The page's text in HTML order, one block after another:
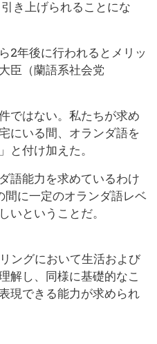
き上げられることにな
2年後に行われるとメリッ
臣（蘭語系社会党
ではない。私たちが求め
にいる間、オランダ語を
と付け加えた。
語能力を求めているわけ
に一定のオランダ語レベ
いということだ。
ングにおいて生活および
解し、同様に基礎的なこ
現できる能力が求められ